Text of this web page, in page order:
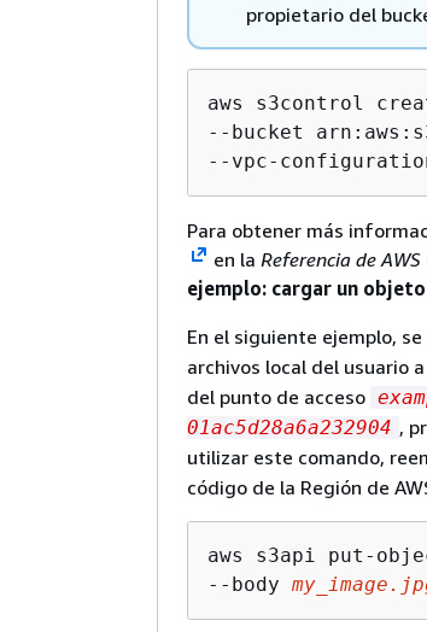
propietario del
aws s3control
--bucket
--vpc-
Para obtener más
en la Referencia de AWS
ejemplo: cargar un objeto
En el siguiente ejemplo,
archivos local del usuario
del punto de acceso
01ac5d28a6a232904 ,
utilizar este comando,
código de la Región de
aws s3api put-
--body